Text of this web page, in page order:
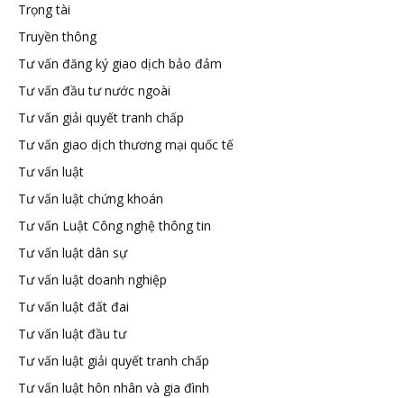
Trọng tài
Truyền thông
Tư vấn đăng ký giao dịch bảo đảm
Tư vấn đầu tư nước ngoài
Tư vấn giải quyết tranh chấp
Tư vấn giao dịch thương mại quốc tế
Tư vấn luật
Tư vấn luật chứng khoán
Tư vấn Luật Công nghệ thông tin
Tư vấn luật dân sự
Tư vấn luật doanh nghiệp
Tư vấn luật đất đai
Tư vấn luật đầu tư
Tư vấn luật giải quyết tranh chấp
Tư vấn luật hôn nhân và gia đình